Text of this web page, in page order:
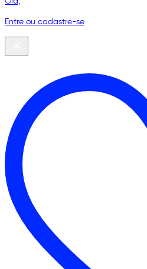
Entre ou cadastre-se